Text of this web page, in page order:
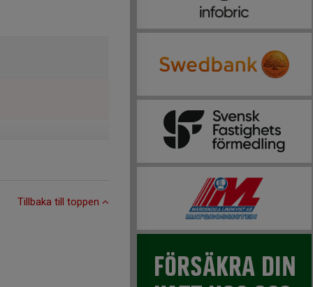
Tillbaka till toppen